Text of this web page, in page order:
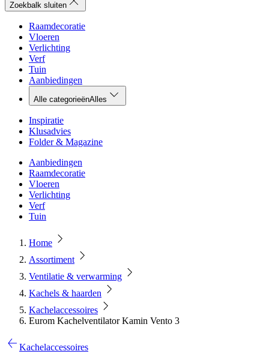
Zoekbalk sluiten
Raamdecoratie
Vloeren
Verlichting
Verf
Tuin
Aanbiedingen
Alle categorieënAlles
Inspiratie
Klusadvies
Folder & Magazine
Aanbiedingen
Raamdecoratie
Vloeren
Verlichting
Verf
Tuin
Home
Assortiment
Ventilatie & verwarming
Kachels & haarden
Kachelaccessoires
Eurom Kachelventilator Kamin Vento 3
Kachelaccessoires